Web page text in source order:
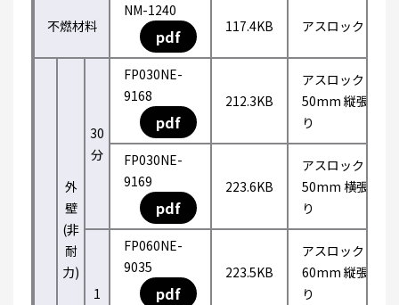
不燃材料
NM-1240
pdf 117.4KB アスロック
外
壁
(非
耐
力)
30
分
FP030NE-
9168
pdf
212.3KB
アスロック
50mm 縦張
り
FP030NE-
9169
pdf
223.6KB
アスロック
50mm 横張
り
1
FP060NE-
9035
pdf
223.5KB
アスロック
60mm 縦張
り